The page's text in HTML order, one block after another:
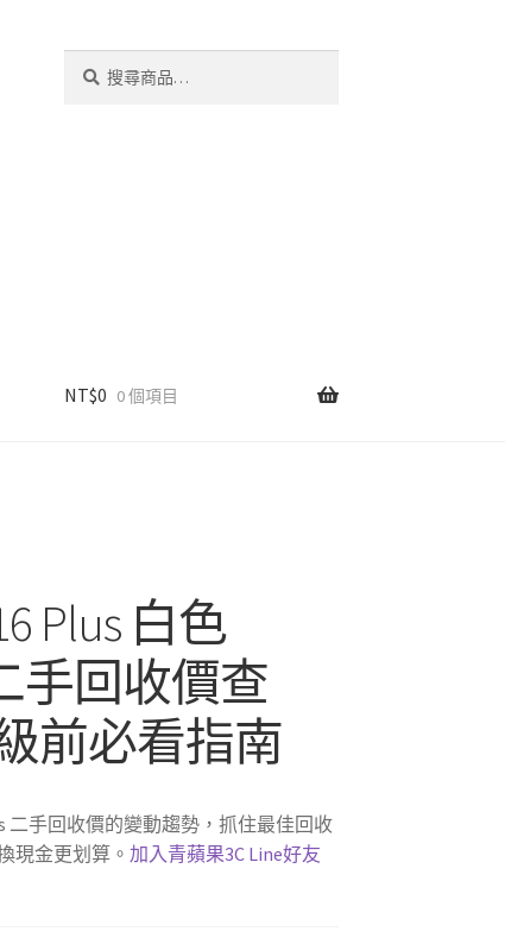
NT$0 0 個項目
Plus 白色
手回收價查
前必看指南
二手回收價的變動趨勢，抓住最佳回收
現金更划算。 加入青蘋果3C Line好友